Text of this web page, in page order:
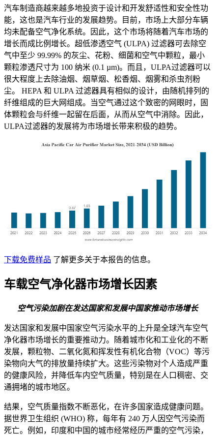
汽车制造商越来越多地投资于设计和开发舒适性和安全性功
能，这也是汽车行业的发展趋势。目前，市场上大部分车辆
均未配备空气净化系统。因此，这个市场将随着汽车市场的
增长而成比例增长。超低渗透空气 (ULPA) 过滤器可去除空
气中至少 99.99% 的灰尘、花粉、细菌和空气中颗粒，最小
颗粒渗透尺寸为 100 纳米 (0.1 µm)。而且，ULPA过滤器可以
很大程度上去除油烟、烟草烟、松香烟、烟雾和杀虫剂粉
尘。 HEPA 和 ULPA 过滤器具有相似的设计，由随机排列的
纤维组成的巨大网组成。当空气通过这个致密的网眼时，固
体颗粒会与纤维一起留在后面，从而从空气中消除。因此，
ULPA过滤器的发展将为市场增长带来积极的趋势。
下载免费样品 了解更多关于本报告的信息。
车载空气净化器市场增长因素
空气污染加剧在发达国家和发展中国家推动市场增长
发达国家和发展中国家空气污染水平的上升是全球汽车空气
净化器市场增长的重要推动力。随着城市化和工业化的不断
发展，颗粒物、二氧化氮和挥发性有机化合物（VOC）等污
染物向大气的排放量持续扩大。这些污染物对个人造成严重
的健康风险，并降低车内空气质量，特别是在人口稠密、交
通拥堵的城市地区。
结果，空气质量指数不断恶化，在许多国家造成健康问题。
据世界卫生组织 (WHO) 称，每年有 240 万人因空气污染而
死亡。例如，印度和中国的城市经常经历严重的空气污染，